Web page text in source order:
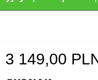
3 149,00